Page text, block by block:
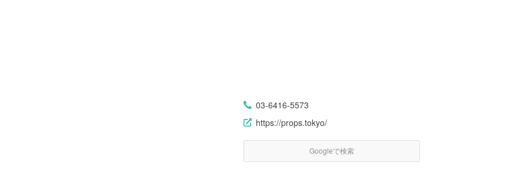
03-6416-5573
https://props.tokyo/
Googleで検索